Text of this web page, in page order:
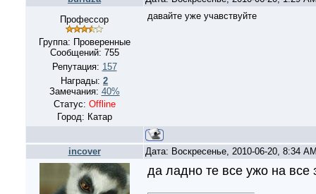
Профессор
Группа: Проверенные
Сообщений: 755
Репутация: 157
Награды: 2
Замечания: 40%
Статус: Offline
Город: Катар
давайте уже учавствуйте
incover Дата: Воскресенье, 2010-06-20, 8:34
да ладно те все ужо на все